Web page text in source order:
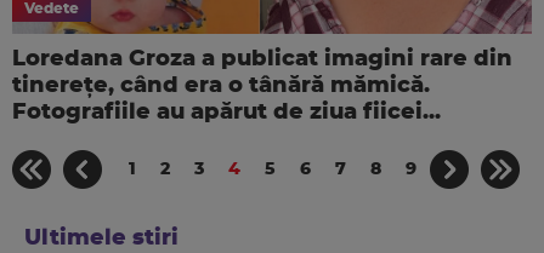
Vedete
Loredana Groza a publicat imagini rare din
tinerețe, când era o tânără mămică.
Fotografiile au apărut de ziua fiicei...
1 2 3 4 5 6 7 8 9
Ultimele stiri